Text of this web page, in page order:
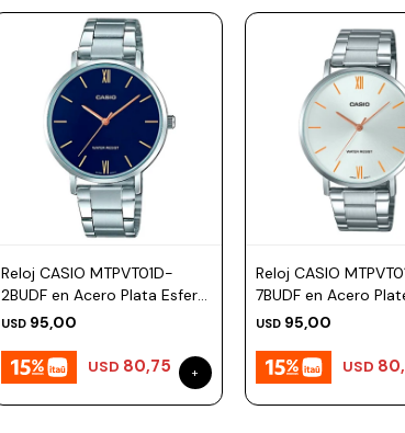
Reloj CASIO MTPVT01D-
2BUDF en Acero Plata Esfera
46mm
USD 95,00
USD 80,75
Reloj CASIO
7BUDF en Acero
Esfera 40mm
USD 95,00
USD